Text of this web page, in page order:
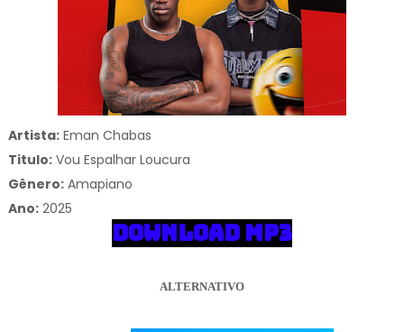
Artista:Eman Chabas
Titulo:Vou Espalhar Loucura
Gênero: Amapiano
Ano:2025
DOWNLOAD MP3
ALTERNATIVO